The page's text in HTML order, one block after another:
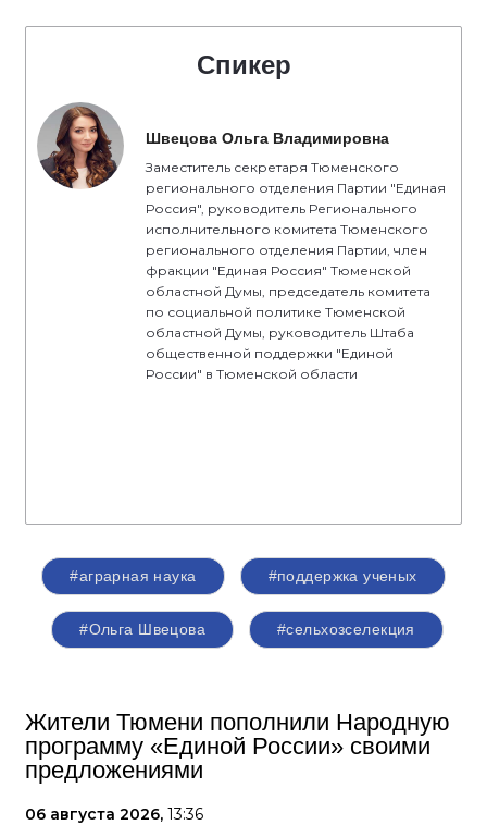
Спикер
Швецова Ольга Владимировна
Заместитель секретаря Тюменского
регионального отделения Партии "Единая
Россия", руководитель Регионального
исполнительного комитета Тюменского
регионального отделения Партии, член
фракции "Единая Россия" Тюменской
областной Думы, председатель комитета
по социальной политике Тюменской
областной Думы, руководитель Штаба
общественной поддержки "Единой
России" в Тюменской области
#аграрная наука #поддержка ученых
#Ольга Швецова #сельхозселекция
Жители Тюмени пополнили Народную
программу «Единой России» своими
предложениями
06 августа 2026, 13:36